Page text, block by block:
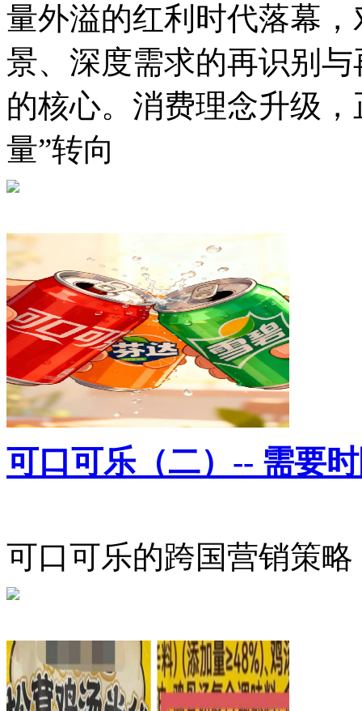
量外溢的红利时代落幕
景、深度需求的再识别
的核心。消费理念升级
量”转向
可口可乐（二）-- 需要
可口可乐的跨国营销策略